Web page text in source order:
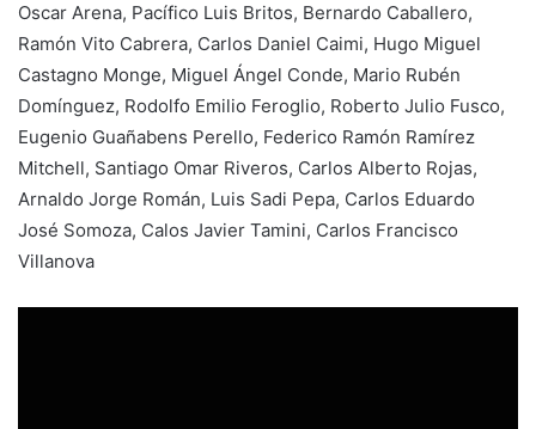
Oscar Arena, Pacífico Luis Britos, Bernardo Caballero,
Ramón Vito Cabrera, Carlos Daniel Caimi, Hugo Miguel
Castagno Monge, Miguel Ángel Conde, Mario Rubén
Domínguez, Rodolfo Emilio Feroglio, Roberto Julio Fusco,
Eugenio Guañabens Perello, Federico Ramón Ramírez
Mitchell, Santiago Omar Riveros, Carlos Alberto Rojas,
Arnaldo Jorge Román, Luis Sadi Pepa, Carlos Eduardo
José Somoza, Calos Javier Tamini, Carlos Francisco
Villanova